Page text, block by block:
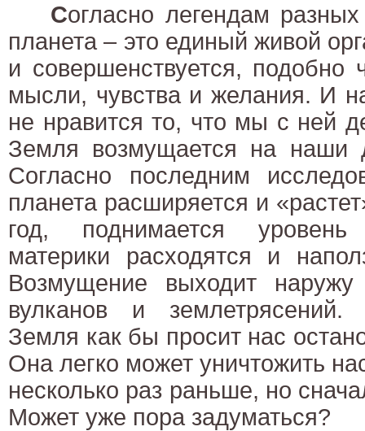
Согласно легендам
планета – это единый живой
и совершенствуется, подобно
мысли, чувства и желания. И
не нравится то, что мы с ней
Земля возмущается на наши
Согласно последним
планета расширяется и
год, поднимается
материки расходятся и
Возмущение выходит
вулканов и землетрясений.
Земля как бы просит нас
Она легко может уничтожить
несколько раз раньше, но
Может уже пора задуматься?